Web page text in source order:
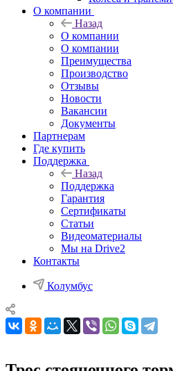
О компании
Назад
О компании
О компании
Преимущества
Производство
Отзывы
Новости
Вакансии
Документы
Партнерам
Где купить
Поддержка
Назад
Поддержка
Гарантия
Сертификаты
Статьи
Видеоматериалы
Мы на Drive2
Контакты
Колумбус